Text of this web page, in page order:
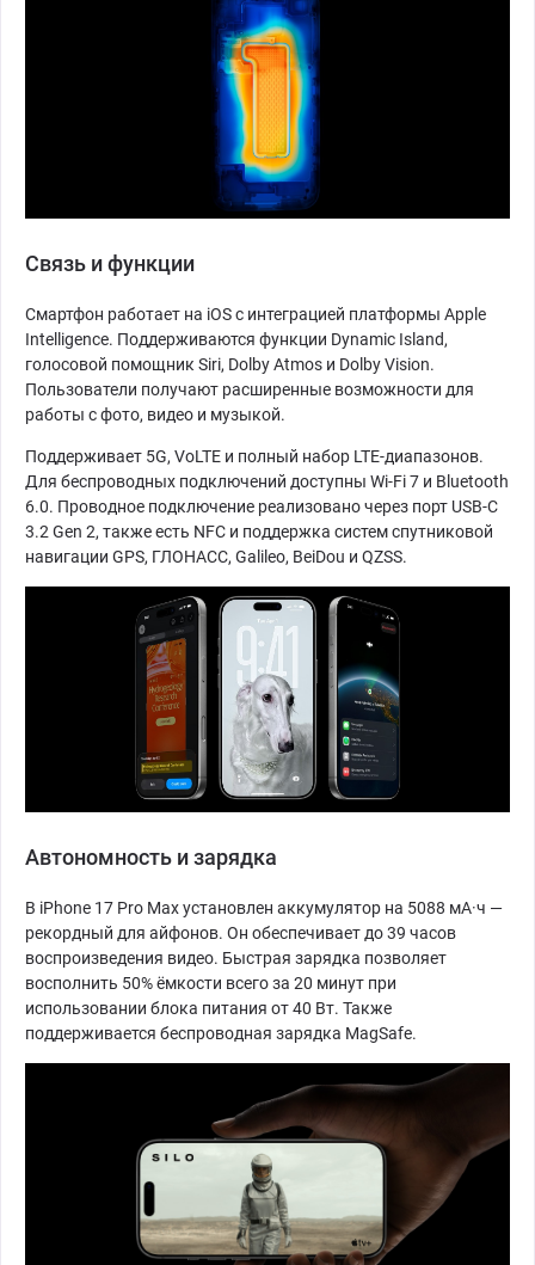
Связь и функции
Смартфон работает на iOS с интеграцией платформы Apple
Intelligence. Поддерживаются функции Dynamic Island,
голосовой помощник Siri, Dolby Atmos и Dolby Vision.
Пользователи получают расширенные возможности для
работы с фото, видео и музыкой.
Поддерживает 5G, VoLTE и полный набор LTE-диапазонов.
Для беспроводных подключений доступны Wi-Fi 7 и Bluetooth
6.0. Проводное подключение реализовано через порт USB-C
3.2 Gen 2, также есть NFC и поддержка систем спутниковой
навигации GPS, ГЛОНАСС, Galileo, BeiDou и QZSS.
Автономность и зарядка
В iPhone 17 Pro Max установлен аккумулятор на 5088 мА·ч —
рекордный для айфонов. Он обеспечивает до 39 часов
воспроизведения видео. Быстрая зарядка позволяет
восполнить 50% ёмкости всего за 20 минут при
использовании блока питания от 40 Вт. Также
поддерживается беспроводная зарядка MagSafe.